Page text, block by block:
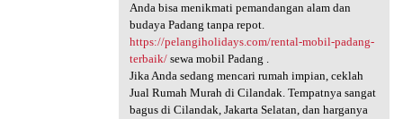
Anda bisa menikmati pemandangan alam dan
budaya Padang tanpa repot.
https://pelangiholidays.com/rental-mobil-padang-
terbaik/sewa mobil Padang .
Jika Anda sedang mencari rumah impian, ceklah
Jual Rumah Murah di Cilandak. Tempatnya sangat
bagus di Cilandak, Jakarta Selatan, dan harganya